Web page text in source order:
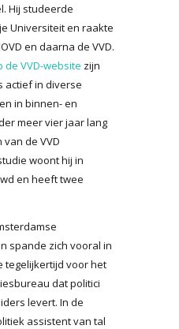
Hij studeerde
Universiteit en raakte
en daarna de VVD.
de VVD-website zijn
actief in diverse
in binnen- en
meer vier jaar lang
de VVD
woont hij in
en heeft twee
spande zich vooral in
tegelijkertijd voor het
dat politici
levert. In de
assistent van tal